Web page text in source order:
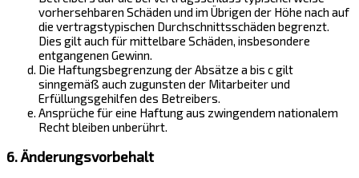
vorhersehbaren Schäden und im Übrigen der Höhe nach auf
die vertragstypischen Durchschnittsschäden begrenzt.
Dies gilt auch für mittelbare Schäden, insbesondere
entgangenen Gewinn.
Die Haftungsbegrenzung der Absätze a bis c gilt
sinngemäß auch zugunsten der Mitarbeiter und
Erfüllungsgehilfen des Betreibers.
Ansprüche für eine Haftung aus zwingendem nationalem
Recht bleiben unberührt.
6. Änderungsvorbehalt